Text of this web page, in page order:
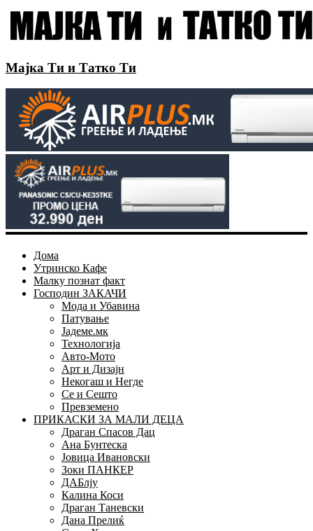
Мајка Ти и Татко Ти
Дома
Утринско Кафе
Малку познат факт
Господин ЗАКАЧИ
Мода и Убавина
Патување
Јадеме.мк
Технологија
Авто-Мото
Арт и Дизајн
Некогаш и Негде
Се и Сешто
Превземено
ПРИКАСКИ ЗА МАЛИ ДЕЦА
Драган Спасов Дац
Ана Бунтеска
Јовица Ивановски
Зоки ПАНКЕР
ДАБлју
Калина Коси
Драган Таневски
Дана Прелиќ